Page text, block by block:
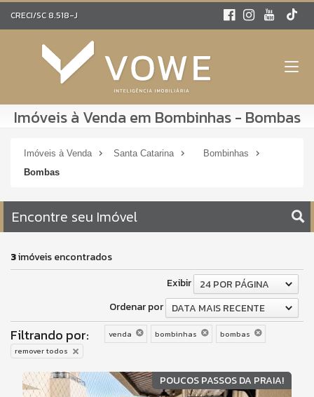
CRECI/SC 8.518-J
Imóveis à Venda em Bombinhas - Bombas
Imóveis à Venda Santa Catarina
Bombinhas
Bombas
Encontre seu Imóvel
3imóveis encontrados
Exibir
24 POR PÁGINA
Ordenar por
DATA MAIS RECENTE
Filtrando por: venda bombinhas
bombas
remover todos
POUCOS PASSOS DA PRAIA!